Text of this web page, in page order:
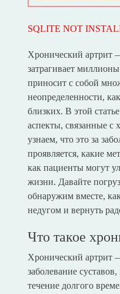
SQLITE NOT
Хронический артрит
затрагивает
приносит с собой
неопределенности,
близких. В этой
аспекты, связанные
узнаем, что это за
проявляется, какие
как пациенты могут
жизни. Давайте
обнаружим вместе,
недугом и вернуть
Что такое
Хронический артрит
заболевание
течение долгого